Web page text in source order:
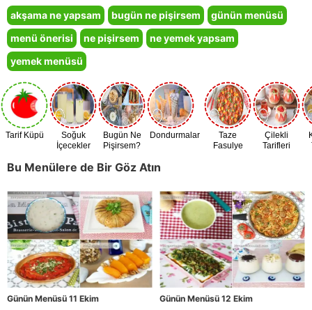
akşama ne yapsam bugün ne pişirsem
günün menüsü
menü önerisi
ne pişirsem
ne yemek yapsam
yemek menüsü
Tarif Küpü
Soğuk
İçecekler
Bugün Ne
Pişirsem?
Dondurmalar
Taze
Fasulye
Çilekli
Tarifleri
Bu Menülere de Bir Göz Atın
Günün Menüsü 11 Ekim Günün Menüsü 12 Ekim